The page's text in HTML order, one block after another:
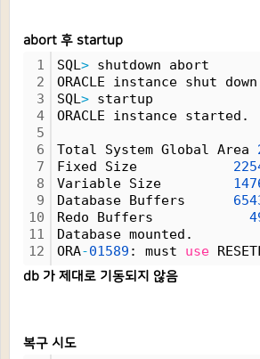
abort 후 startup
1
2
3
4
5
6
7
8
9
10
11
12
SQL> shutdown abort
ORACLE instance shut
SQL> startup
ORACLE instance started.
Total System Global Area
Fixed Size
Variable Size
Database Buffers
Redo Buffers
Database mounted.
ORA-01589 : must use
db 가 제대로 기동되지 않음
복구 시도